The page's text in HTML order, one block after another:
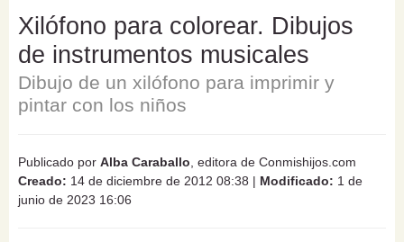
Xilófono para colorear. Dibujos
de instrumentos musicales
Dibujo de un xilófono para imprimir y
pintar con los niños
Publicado por Alba Caraballo, editora de Conmishijos.com
Creado: 14 de diciembre de 2012 08:38 | Modificado: 1 de
junio de 2023 16:06